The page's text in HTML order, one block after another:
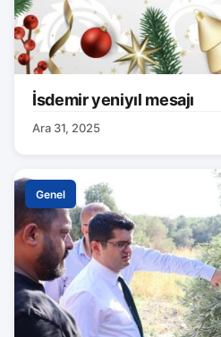
İsdemir yeniyıl mesajı
Ara 31, 2025
Genel